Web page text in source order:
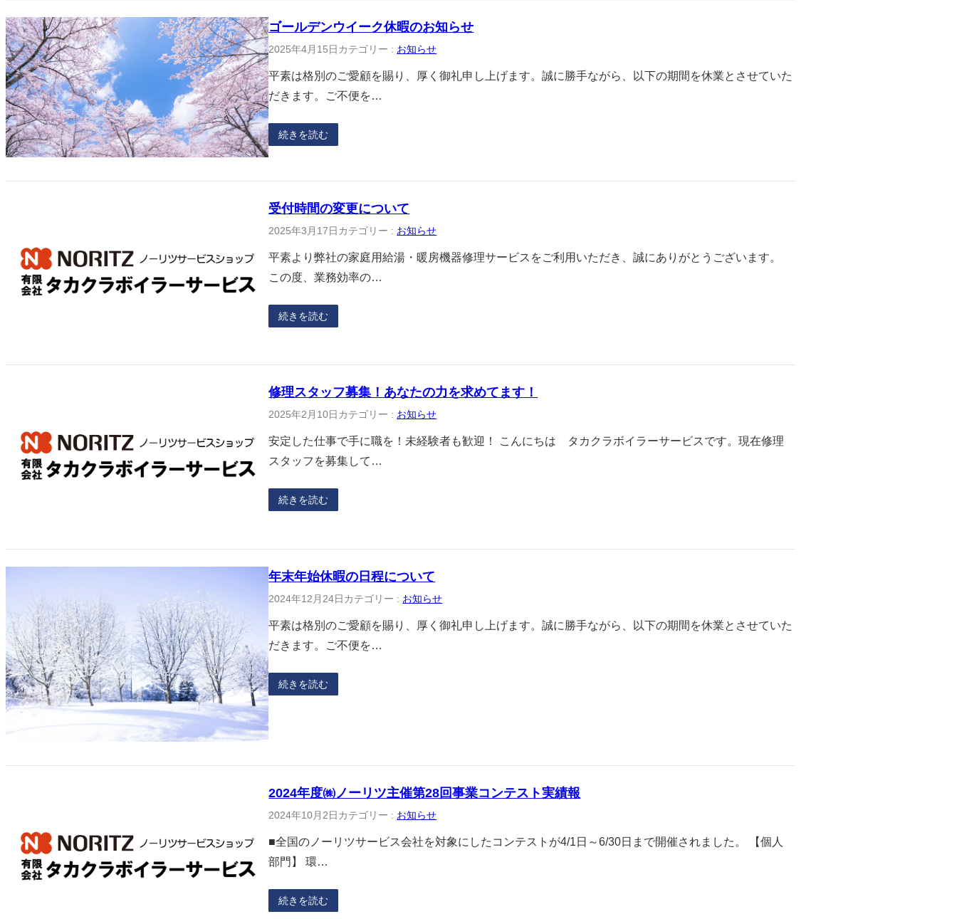
ゴールデンウイーク休暇のお知らせ
2025年4月15日 カテゴリー : お知らせ
平素は格別のご愛顧を賜り、厚く御礼申し上げます。誠に勝手ながら、以下の期間を休業とさせていた
だきます。ご不便を…
続きを読む
受付時間の変更について
2025年3月17日 カテゴリー : お知らせ
平素より弊社の家庭用給湯・暖房機器修理サービスをご利用いただき、誠にありがとうございます。
この度、業務効率の…
続きを読む
修理スタッフ募集！あなたの力を求めてます！
2025年2月10日 カテゴリー : お知らせ
安定した仕事で手に職を！未経験者も歓迎！ こんにちは タカクラボイラーサービスです。現在修理
スタッフを募集して…
続きを読む
年末年始休暇の日程について
2024年12月24日 カテゴリー : お知らせ
平素は格別のご愛顧を賜り、厚く御礼申し上げます。誠に勝手ながら、以下の期間を休業とさせていた
だきます。ご不便を…
続きを読む
2024年度㈱ノーリツ主催第28回事業コンテスト実績報
2024年10月2日 カテゴリー : お知らせ
■全国のノーリツサービス会社を対象にしたコンテストが4/1日～6/30日まで開催されました。 【個人
部門】 環…
続きを読む